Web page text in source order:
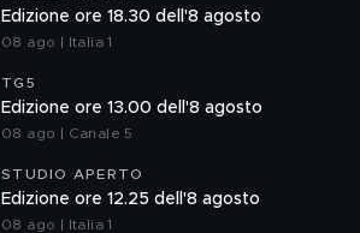
Edizione ore 18.30 dell'8 agosto
08 ago | Italia 1
TG5
Edizione ore 13.00 dell'8 agosto
08 ago | Canale 5
STUDIO APERTO
Edizione ore 12.25 dell'8 agosto
08 ago | Italia 1